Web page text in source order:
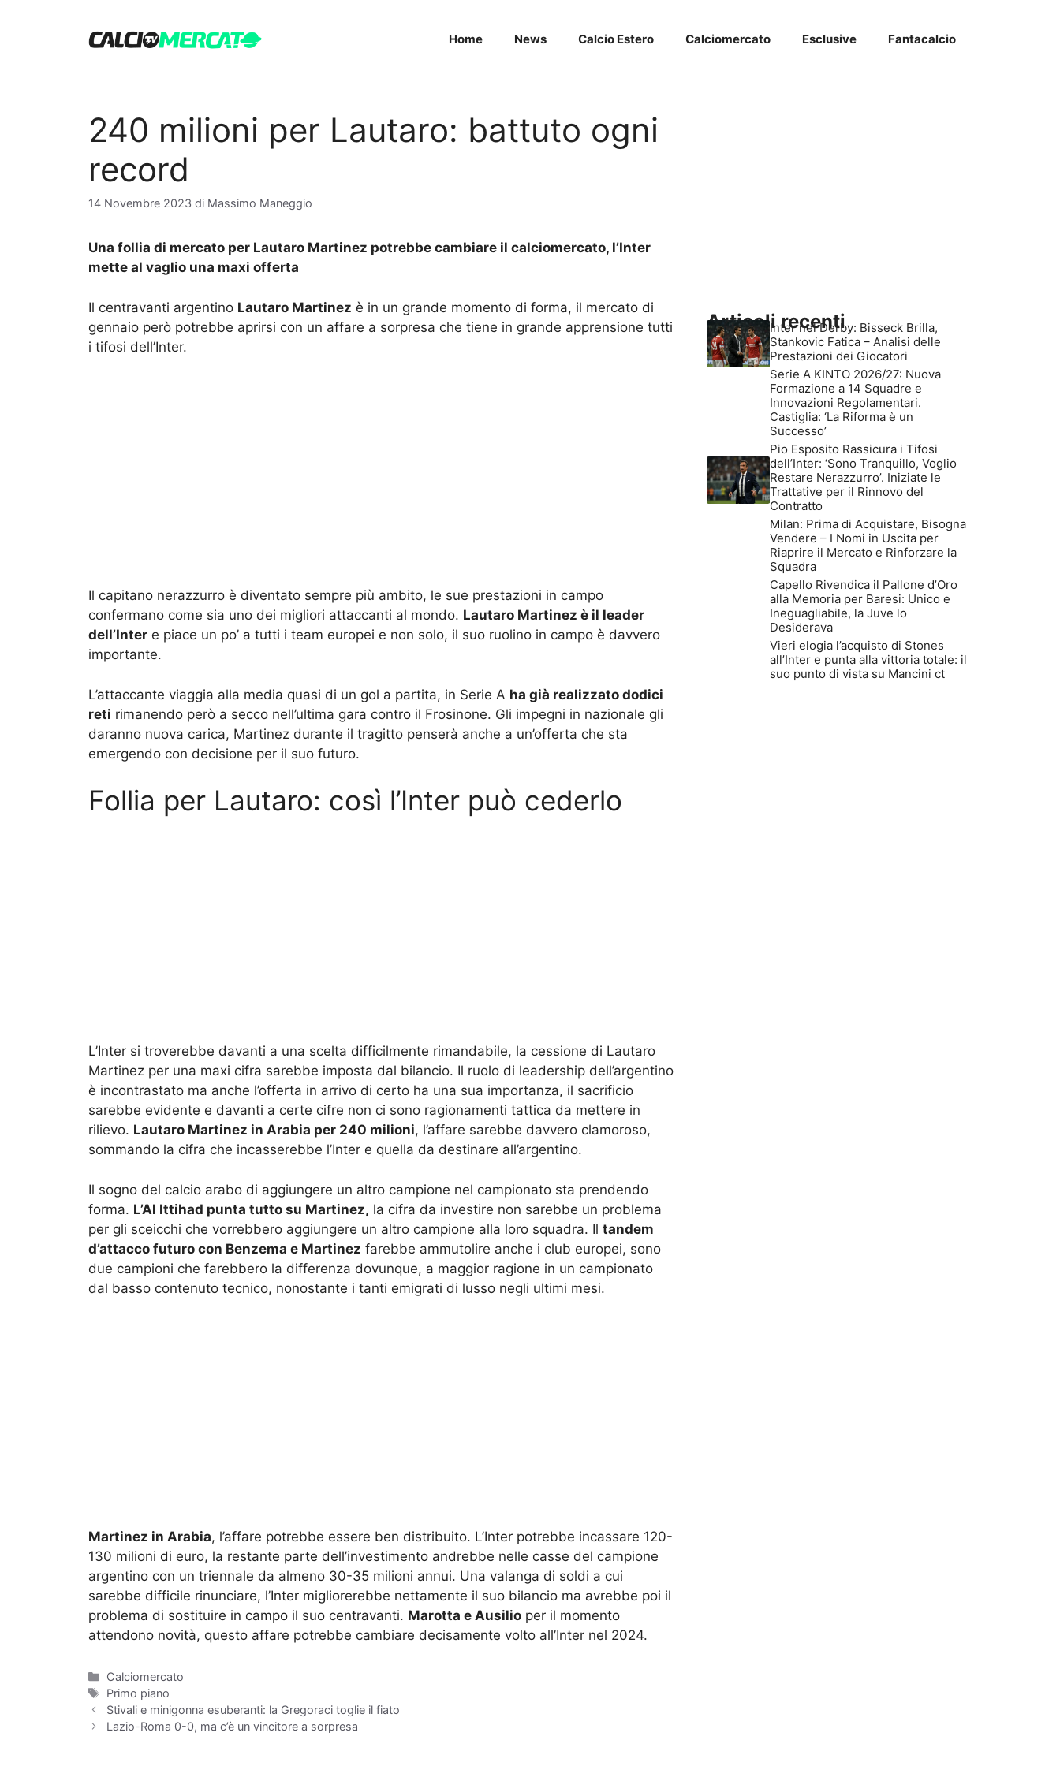
Home News Calcio Estero Calciomercato Esclusive Fantacalcio
240 milioni per Lautaro: battuto ogni
record
14 Novembre 2023 di Massimo Maneggio
Una follia di mercato per Lautaro Martinez potrebbe cambiare il calciomercato, l’Inter
mette al vaglio una maxi offerta
Il centravanti argentino Lautaro Martinez è in un grande momento di forma, il mercato di
gennaio però potrebbe aprirsi con un affare a sorpresa che tiene in grande apprensione tutti
i tifosi dell’Inter.
Il capitano nerazzurro è diventato sempre più ambito, le sue prestazioni in campo
confermano come sia uno dei migliori attaccanti al mondo. Lautaro Martinez è il leader
dell’Inter e piace un po’ a tutti i team europei e non solo, il suo ruolino in campo è davvero
importante.
L’attaccante viaggia alla media quasi di un gol a partita, in Serie A ha già realizzato dodici
reti rimanendo però a secco nell’ultima gara contro il Frosinone. Gli impegni in nazionale gli
daranno nuova carica, Martinez durante il tragitto penserà anche a un’offerta che sta
emergendo con decisione per il suo futuro.
Follia per Lautaro: così l’Inter può cederlo
L’Inter si troverebbe davanti a una scelta difficilmente rimandabile, la cessione di Lautaro
Martinez per una maxi cifra sarebbe imposta dal bilancio. Il ruolo di leadership dell’argentino
è incontrastato ma anche l’offerta in arrivo di certo ha una sua importanza, il sacrificio
sarebbe evidente e davanti a certe cifre non ci sono ragionamenti tattica da mettere in
rilievo. Lautaro Martinez in Arabia per 240 milioni, l’affare sarebbe davvero clamoroso,
sommando la cifra che incasserebbe l’Inter e quella da destinare all’argentino.
Il sogno del calcio arabo di aggiungere un altro campione nel campionato sta prendendo
forma. L’Al Ittihad punta tutto su Martinez, la cifra da investire non sarebbe un problema
per gli sceicchi che vorrebbero aggiungere un altro campione alla loro squadra. Il tandem
d’attacco futuro con Benzema e Martinez farebbe ammutolire anche i club europei, sono
due campioni che farebbero la differenza dovunque, a maggior ragione in un campionato
dal basso contenuto tecnico, nonostante i tanti emigrati di lusso negli ultimi mesi.
Martinez in Arabia, l’affare potrebbe essere ben distribuito. L’Inter potrebbe incassare 120-
130 milioni di euro, la restante parte dell’investimento andrebbe nelle casse del campione
argentino con un triennale da almeno 30-35 milioni annui. Una valanga di soldi a cui
sarebbe difficile rinunciare, l’Inter migliorerebbe nettamente il suo bilancio ma avrebbe poi il
problema di sostituire in campo il suo centravanti. Marotta e Ausilio per il momento
attendono novità, questo affare potrebbe cambiare decisamente volto all’Inter nel 2024.
Categorie
Calciomercato
Tag
Primo piano
Stivali e minigonna esuberanti: la Gregoraci toglie il fiato
Lazio-Roma 0-0, ma c’è un vincitore a sorpresa
Articoli recenti
Inter nel Derby: Bisseck Brilla,
Stankovic Fatica – Analisi delle
Prestazioni dei Giocatori
Serie A KINTO 2026/27: Nuova
Formazione a 14 Squadre e
Innovazioni Regolamentari.
Castiglia: ‘La Riforma è un
Successo’
Pio Esposito Rassicura i Tifosi
dell’Inter: ‘Sono Tranquillo, Voglio
Restare Nerazzurro’. Iniziate le
Trattative per il Rinnovo del
Contratto
Milan: Prima di Acquistare, Bisogna
Vendere – I Nomi in Uscita per
Riaprire il Mercato e Rinforzare la
Squadra
Capello Rivendica il Pallone d’Oro
alla Memoria per Baresi: Unico e
Ineguagliabile, la Juve lo
Desiderava
Vieri elogia l’acquisto di Stones
all’Inter e punta alla vittoria totale: il
suo punto di vista su Mancini ct